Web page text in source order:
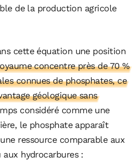
de la production agricole
cette équation une position
concentre près de 70 %
connues de phosphates, ce
géologique sans
considéré comme une
le phosphate apparaît
ressource comparable aux
hydrocarbures :